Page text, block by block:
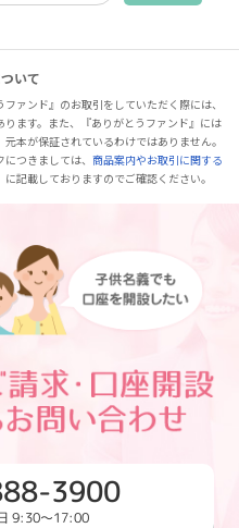
いて
ァンド』のお取引をしていただく際には、
ます。また、『ありがとうファンド』には
本が保証されているわけではありません。
につきましては、商品案内やお取引に関する
記載しておりますのでご確認ください。
3900
9:30～17:00